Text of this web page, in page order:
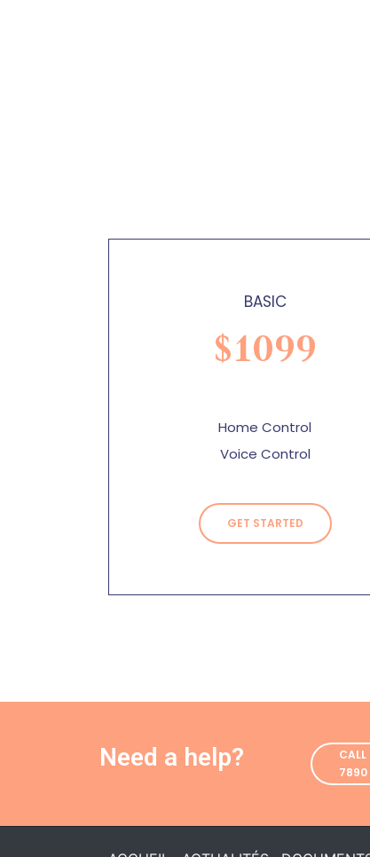
BASIC
$1099
Home Control
Voice Control
GET STARTED
Need a help?
7890